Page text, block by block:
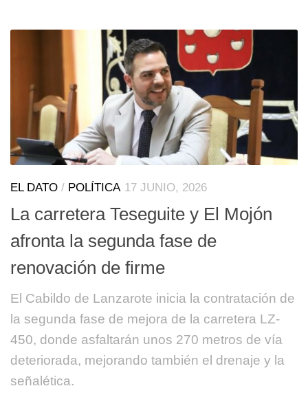
EL DATO / POLÍTICA 17 JUNIO, 2026
La carretera Teseguite y El Mojón
afronta la segunda fase de
renovación de firme
El Cabildo de Lanzarote inicia la contratación de
la segunda fase de mejora de la carretera LZ-
450, donde asfaltarán unos 270 metros de vía
deteriorada, mejorando también el drenaje y la
señalética.